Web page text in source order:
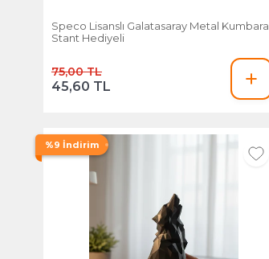
Speco Lisanslı Galatasaray Metal Kumbara
Stant Hediyeli
75,00 TL
45,60 TL
%9 İndirim